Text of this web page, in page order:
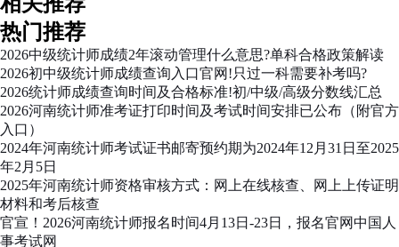
热门推荐
2026中级统计师成绩2年滚动管理什么意思?单科合格政策解读
2026初中级统计师成绩查询入口官网!只过一科需要补考吗?
2026统计师成绩查询时间及合格标准!初/中级/高级分数线汇总
2026河南统计师准考证打印时间及考试时间安排已公布（附官方
入口）
2024年河南统计师考试证书邮寄预约期为2024年12月31日至2025
年2月5日
2025年河南统计师资格审核方式：网上在线核查、网上上传证明
材料和考后核查
官宣！2026河南统计师报名时间4月13日-23日，报名官网中国人
事考试网